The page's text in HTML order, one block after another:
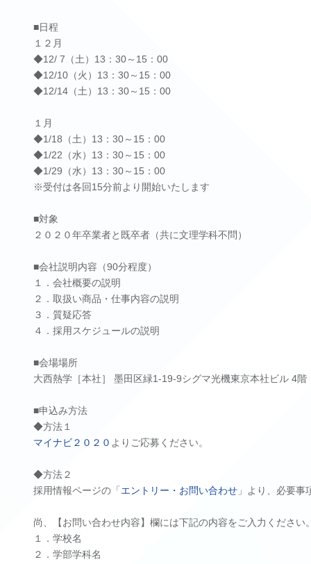
■日程
１２月
◆12/ 7（土）13：30～15：00
◆12/10（火）13：30～15：00
◆12/14（土）13：30～15：00
１月
◆1/18（土）13：30～15：00
◆1/22（水）13：30～15：00
◆1/29（水）13：30～15：00
※受付は各回15分前より開始いたします
■対象
２０２０年卒業者と既卒者（共に文理学科不問）
■会社説明内容（90分程度）
１．会社概要の説明
２．取扱い商品・仕事内容の説明
３．質疑応答
４．採用スケジュールの説明
■会場場所
大西熱学［本社］ 墨田区緑1-19-9シグマ光機東京本社ビル 4
■申込み方法
◆方法１
マイナビ２０２０ よりご応募ください。
◆方法２
採用情報ページの「 エントリー・お問い合わせ 」より、必要
尚、【お問い合わせ内容】欄には下記の内容をご入力ください
１．学校名
２．学部学科名